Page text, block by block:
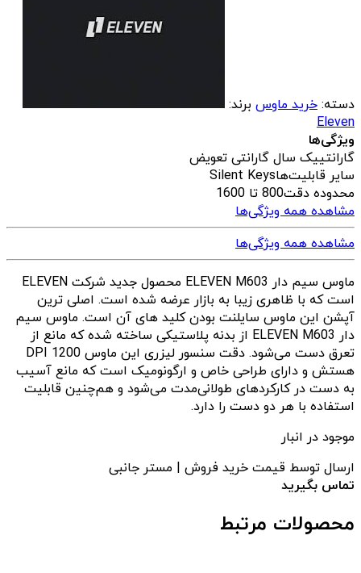
دسته: خرید ماوس برند:
Eleven
ویژگی‌ها
گارانتییک سال گارانتی تعویض
سایر قابلیت‌هاSilent Keys
محدوده دقت800 تا 1600
مشاهده همه ویژگی‌ها
مشاهده همه ویژگی‌ها
ماوس سیم دار ELEVEN M603 محصول جدید شرکت ELEVEN
است که با ظاهری زیبا به بازار عرضه شده است. اصلی ترین
آپشن این ماوس سایلنت بودن کلید های آن است. ماوس سیم
دار ELEVEN M603 از بدنه پلاستیکی ساخته شده که مانع از
تعرق دست می‌شود. دقت سنسور لیزری این ماوس 1200 DPI
هستش و دارای طراحی خاص و ارگونومیک است که مانع آسیب
به دست در کارکردهای طولانی‌مدت می‌شود و هم‌چنین قابلیت
استفاده با هر دو دست را دارد.
موجود در انبار
ارسال توسط قیمت خرید فروش | مستر جانبی
تماس بگیرید
محصولات مرتبط